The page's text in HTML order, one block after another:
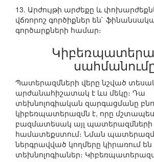
13. Արժույթի արժեքը և
վճռորոշ գործիքներ են`
գործարքների համար։
Պատերազմների վերը նշված
արժանահիշատակ է ևս մեկը։ Դա
տեխնոլոգիական զարգացմանը
կիբեռպատերազմն է, որը մշտապես
բազմատեսակ այլ պատերազմների
համատեքստում։ Նման
ներգրավված կողմերը կիրառում
տեխնոլոգիաներ։